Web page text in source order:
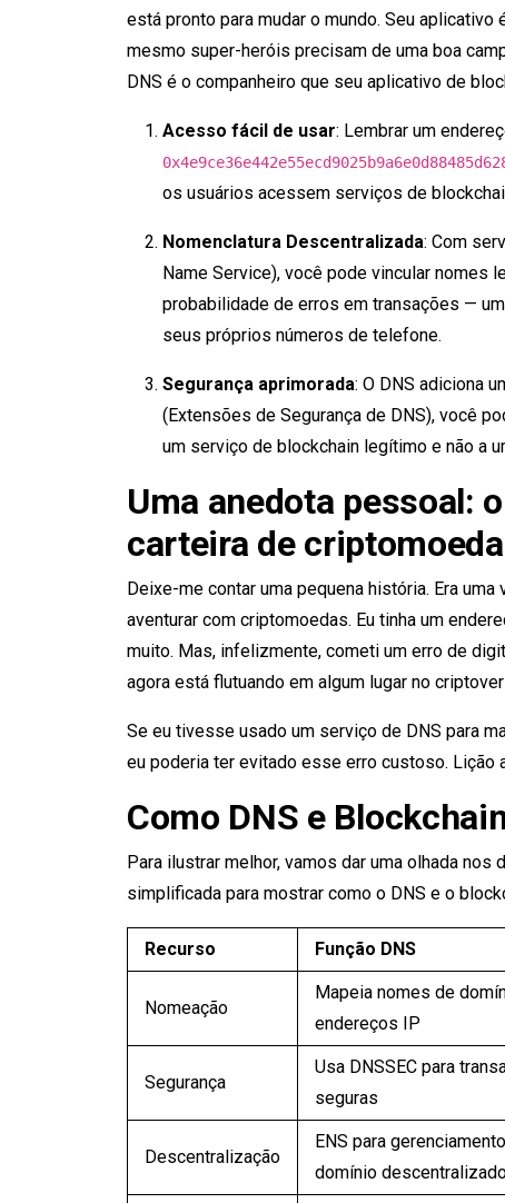
está pronto para mudar o mundo. Seu
mesmo super-heróis precisam de uma boa
DNS é o companheiro que seu aplicativo de
Acesso fácil de usar: Lembrar um
os usuários acessem serviços de
Nomenclatura Descentralizada: Com
Name Service), você pode vincular nomes
probabilidade de erros em transações —
seus próprios números de telefone.
Segurança aprimorada: O DNS adiciona
(Extensões de Segurança de DNS), você
um serviço de blockchain legítimo e não a
Uma anedota pessoal:
carteira de
Deixe-me contar uma pequena história. Era
aventurar com criptomoedas. Eu tinha um
muito. Mas, infelizmente, cometi um erro de
agora está flutuando em algum lugar no
Se eu tivesse usado um serviço de DNS para
eu poderia ter evitado esse erro custoso. Lição
Como DNS e
Para ilustrar melhor, vamos dar uma olhada
simplificada para mostrar como o DNS e o
Recurso Função DNS
Nomeação
Mapeia nomes de
endereços IP
Segurança
Usa DNSSEC para
seguras
Descentralização
ENS para
domínio